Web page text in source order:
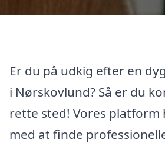
Er du på udkig efter en
i Nørskovlund? Så er du
rette sted! Vores
med at finde